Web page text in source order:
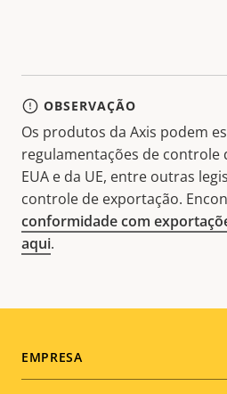
OBSERVAÇÃO
Os produtos da Axis podem
regulamentações de controle
EUA e da UE, entre outras
controle de exportação.
conformidade com
aqui.
Footer
EMPRESA